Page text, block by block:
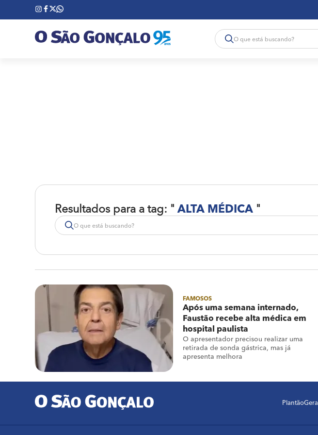
Resultados para a tag: " ALTA MÉDICA "
FAMOSOS
Após uma semana internado,
Faustão recebe alta médica em
hospital paulista
O apresentador precisou realizar uma
retirada de sonda gástrica, mas já
apresenta melhora
PlantãoGeral